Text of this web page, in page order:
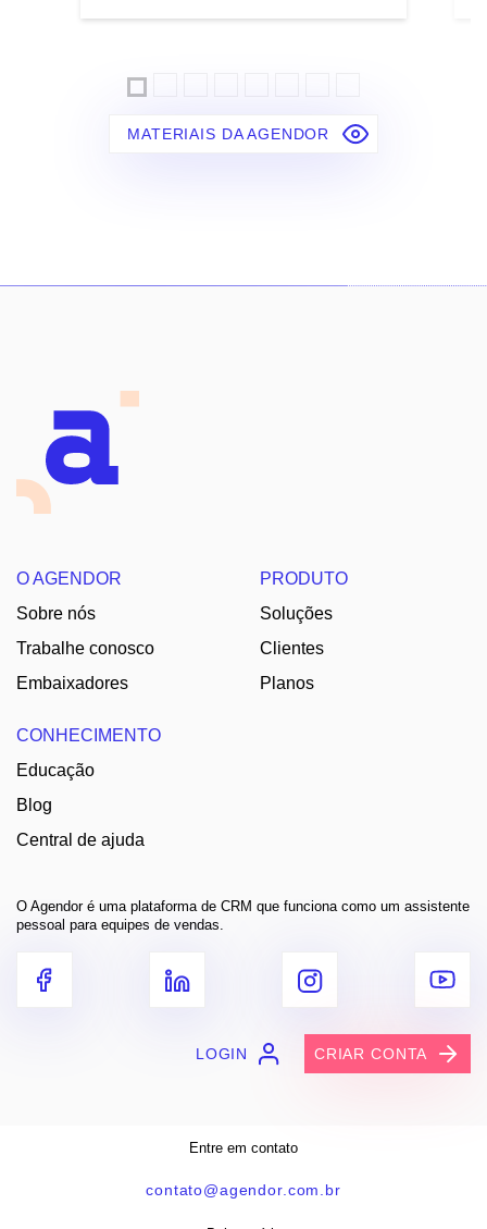
MATERIAIS DA AGENDOR
O AGENDOR
Sobre nós
Trabalhe conosco
Embaixadores
PRODUTO
Soluções
Clientes
Planos
CONHECIMENTO
Educação
Blog
Central de ajuda
O Agendor é uma plataforma de CRM que funciona como um assistente
pessoal para equipes de vendas.
LOGIN CRIAR CONTA
Entre em contato
contato@agendor.com.br